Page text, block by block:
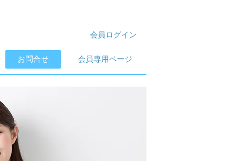
会員ログイン
お問合せ 会員専用ページ